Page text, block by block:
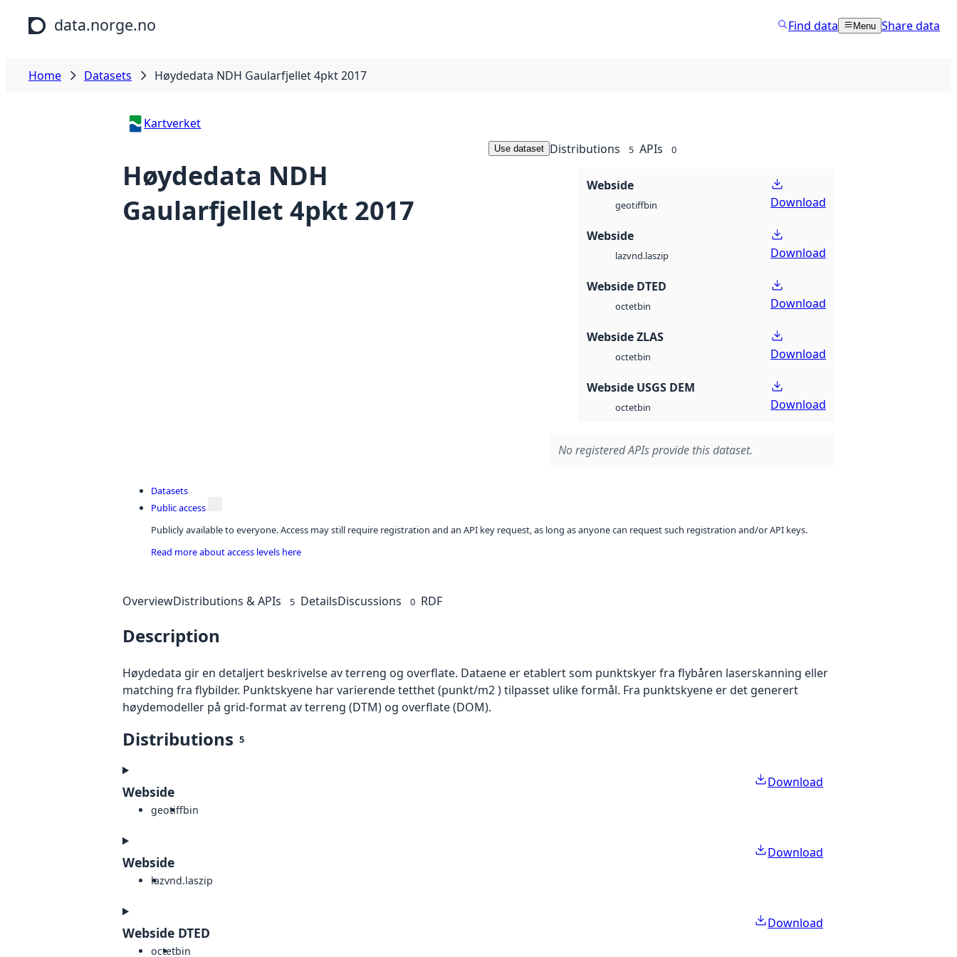
Skip to main content
data.norge.no Find data Menu Share data
Home Datasets Høydedata NDH Gaularfjellet 4pkt 2017
Kartverket
Høydedata NDH
Gaularfjellet 4pkt 2017
Use dataset Distributions 5 APIs 0
Webside
geotiffbin Download
Webside
lazvnd.laszip Download
Webside DTED
octetbin Download
Webside ZLAS
octetbin Download
Webside USGS DEM
octetbin Download
No registered APIs provide this dataset.
Datasets
Public access
Publicly available to everyone. Access may still require registration and an API key request, as long as anyone can request such registration and/or API keys.
Read more about access levels here
OverviewDistributions & APIs 5 DetailsDiscussions 0 RDF
Description
Høydedata gir en detaljert beskrivelse av terreng og overflate. Dataene er etablert som punktskyer fra flybåren laserskanning eller
matching fra flybilder. Punktskyene har varierende tetthet (punkt/m2 ) tilpasset ulike formål. Fra punktskyene er det generert
høydemodeller på grid-format av terreng (DTM) og overflate (DOM).
Distributions 5
Webside
geotiffbin
Download
Webside
lazvnd.laszip
Download
Webside DTED
octetbin
Download